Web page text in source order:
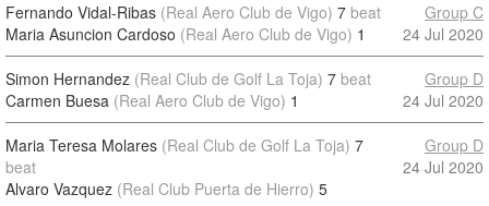
Fernando Vidal-Ribas (Real Aero Club de Vigo) 7 beat
Maria Asuncion Cardoso (Real Aero Club de Vigo) 1
Group C
24 Jul 2020
Simon Hernandez (Real Club de Golf La Toja) 7 beat
Carmen Buesa (Real Aero Club de Vigo) 1
Group D
24 Jul 2020
Maria Teresa Molares (Real Club de Golf La Toja) 7
beat
Alvaro Vazquez (Real Club Puerta de Hierro) 5
Group D
24 Jul 2020